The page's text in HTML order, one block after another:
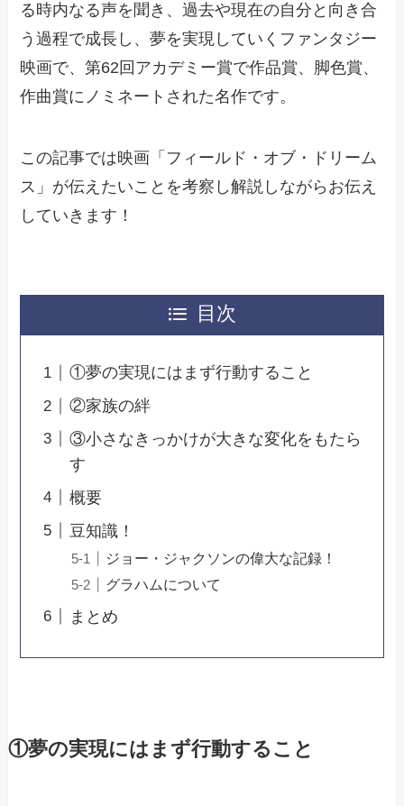
る時内なる声を聞き、過去や現在の自分と向き合
う過程で成長し、夢を実現していくファンタジー
映画で、第62回アカデミー賞で作品賞、脚色賞、
作曲賞にノミネートされた名作です。
この記事では映画「フィールド・オブ・ドリーム
ス」が伝えたいことを考察し解説しながらお伝え
していきます！
目次
①夢の実現にはまず行動すること
②家族の絆
③小さなきっかけが大きな変化をもたら
す
概要
豆知識！
ジョー・ジャクソンの偉大な記録！
グラハムについて
まとめ
①夢の実現にはまず行動すること